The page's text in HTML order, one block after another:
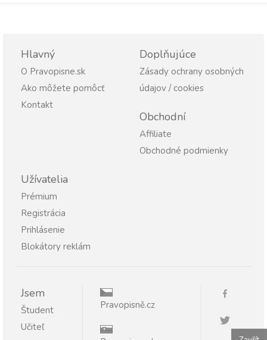
Hlavný
O Pravopisne.sk
Ako môžete pomôcť
Kontakt
Doplňujúce
Zásady ochrany osobných
údajov / cookies
Obchodní
Affiliate
Obchodné podmienky
Užívatelia
Prémium
Registrácia
Prihlásenie
Blokátory reklám
Jsem
Študent
Učiteľ
Pravopisně.cz